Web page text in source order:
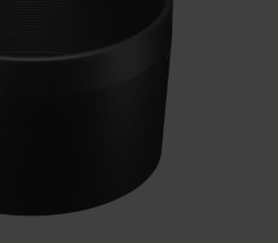
the SIGMA 60-600mm DG